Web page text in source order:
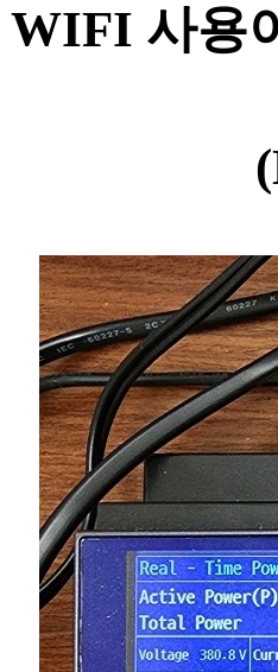
WIFI 사용